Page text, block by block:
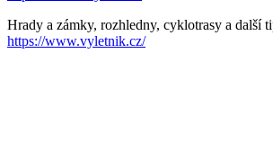
Hrady a zámky, rozhledny, cyklotrasy a další
https://www.vyletnik.cz/